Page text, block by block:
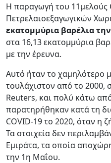
Η παραγωγή του 11μελούς
Πετρελαιοεξαγωγικών
εκατομμύρια βαρέλια
στα 16,13 εκατομμύρια
με την έρευνα.
Αυτό ήταν το χαμηλότερο
τουλάχιστον από το 2000,
Reuters, και πολύ κάτω
παρατηρήθηκαν κατά τη
COVID-19 το 2020, όταν η
Τα στοιχεία δεν
Εμιράτα, τα οποία
την 1η Μαΐου.